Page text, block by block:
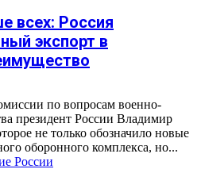
всех: Россия
экспорт в
по вопросам военно-
президент России Владимир
не только обозначило новые
оборонного комплекса, но...
России